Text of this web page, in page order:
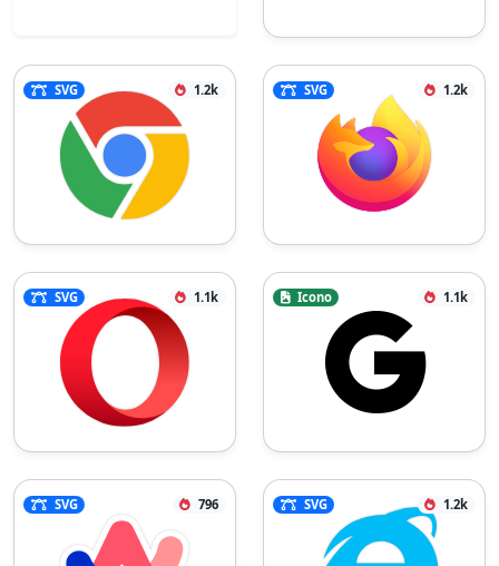
SVG 1.2k SVG 1.2k
SVG 1.1k Icono 1.1k
SVG 796 SVG 1.2k